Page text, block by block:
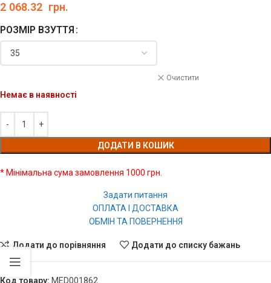
2 068.32 грн.
РОЗМІР ВЗУТТЯ
Очистити
Немає в наявності
ДОДАТИ В КОШИК
* Мінімальна сума замовлення 1000 грн.
Задати питання
ОПЛАТА І ДОСТАВКА
ОБМІН ТА ПОВЕРНЕННЯ
Додати до порівняння Додати до списку бажань
Код товару: MED001862